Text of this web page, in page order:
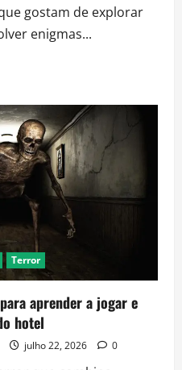
gostam de explorar
enigmas...
Terror
aprender a jogar e
hotel
julho 22, 2026 0